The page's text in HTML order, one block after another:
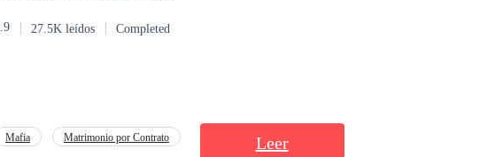
harían
27.5K leídos Completed
Mafia
Matrimonio por Contrato
Leer